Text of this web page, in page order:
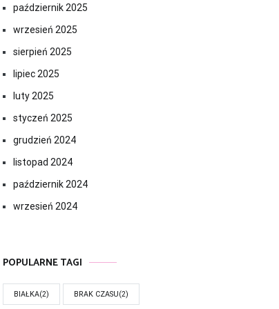
październik 2025
wrzesień 2025
sierpień 2025
lipiec 2025
luty 2025
styczeń 2025
grudzień 2024
listopad 2024
październik 2024
wrzesień 2024
POPULARNE TAGI
BIAŁKA(2) BRAK CZASU(2)